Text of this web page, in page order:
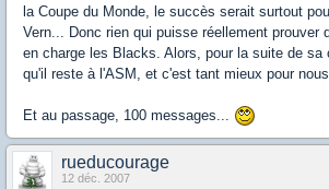
la Coupe du Monde, le succès serait surtout
Vern... Donc rien qui puisse réellement prouver
en charge les Blacks. Alors, pour la suite de sa
qu'il reste à l'ASM, et c'est tant mieux pour
Et au passage, 100 messages...
rueducourage
12 déc. 2007